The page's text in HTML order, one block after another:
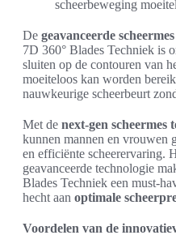
scheerbeweging
De geavanceerde
7D 360° Blades Techniek is
sluiten op de contouren van
moeiteloos kan worden
nauwkeurige scheerbeurt
Met de next-gen scheermes
kunnen mannen en vrouwen
en efficiënte scheerervaring.
geavanceerde technologie
Blades Techniek een must-
hecht aan optimale
Voordelen van de